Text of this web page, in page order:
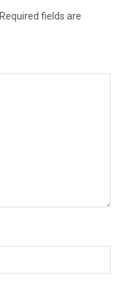
Required fields are